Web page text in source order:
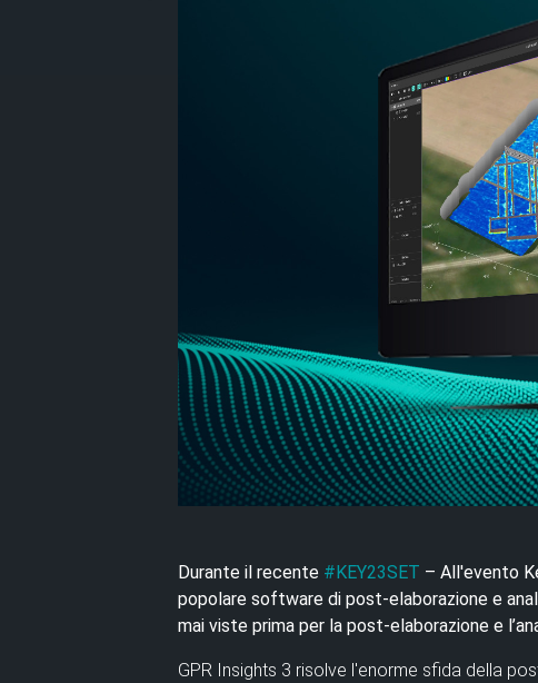
Durante il recente #KEY23SET – All'evento
popolare software di post-elaborazione e
mai viste prima per la post-elaborazione e
GPR Insights 3 risolve l'enorme sfida della